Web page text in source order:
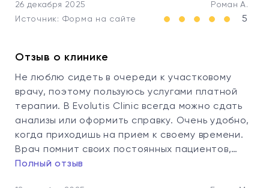
26 декабря 2025
Роман А.
Источник: Форма на сайте
5
Отзыв о клинике
Не люблю сидеть в очереди к участковому
врачу, поэтому пользуюсь услугами платной
терапии. В Evolutis Clinic всегда можно сдать
анализы или оформить справку. Очень удобно,
когда приходишь на прием к своему времени.
Врач помнит своих постоянных пациентов,…
Полный отзыв